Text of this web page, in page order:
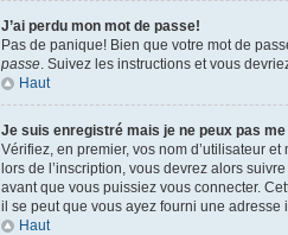
J’ai perdu mon mot de passe!
Pas de panique! Bien que votre mot de
passe. Suivez les instructions et vous
Haut
Je suis enregistré mais je ne peux pas
Vérifiez, en premier, vos nom d’utilisateur
lors de l’inscription, vous devrez alors
avant que vous puissiez vous connecter.
il se peut que vous ayez fourni une adresse
Haut